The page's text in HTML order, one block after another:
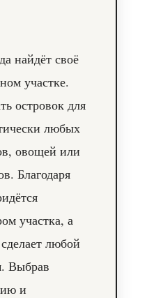
найдёт своё
участке.
островок для
любых
овощей или
Благодаря
участка, а
любой
Выбрав
и